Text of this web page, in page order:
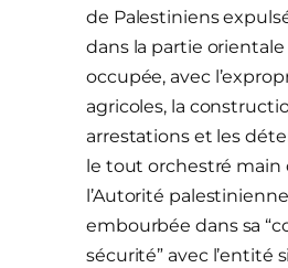
de Palestiniens
dans la partie
occupée, avec
agricoles, la
arrestations et les
le tout orchestré main
l’Autorité
embourbée dans sa
sécurité” avec l’entité